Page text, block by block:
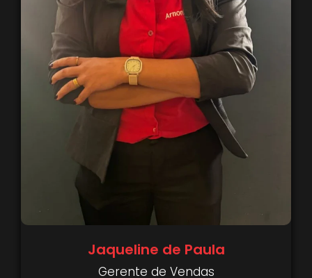
Jaqueline de Paula
Gerente de Vendas